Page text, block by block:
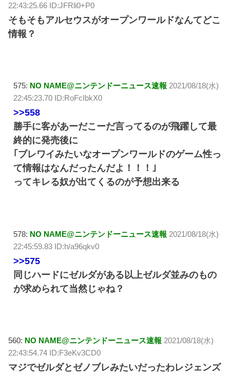
22:43:25.66 ID:JFRli0+P0
そもそもアルセウスがオープンワールドなんてどこ
情報？
575: NO NAME@ニンテンドーニュース速報 2021/08/18(水)
22:45:23.70 ID:RoFcIbkX0
>>558
勝手に客があーだこーだ言ってるのが飛躍して最
終的に発売後に
｢ブレワイみたいなオープンワールドのゲーム性っ
て情報はなんだったんだよ！！！｣
ってキレる奴が出てくるのが予想出来る
578: NO NAME@ニンテンドーニュース速報 2021/08/18(水)
22:45:59.83 ID:h/a96qkv0
>>575
同じハードにゼルダがある以上ゼルダ並みのもの
が求められて当然じゃね？
560: NO NAME@ニンテンドーニュース速報 2021/08/18(水)
22:43:54.74 ID:F3eKv3CD0
マジでゼルダとゼノブレみたいだったわレジェンズ